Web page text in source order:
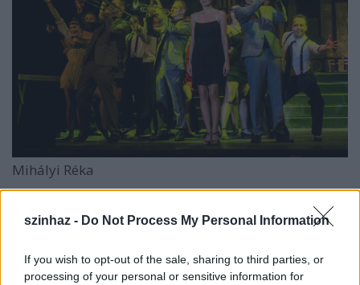
szinhaz - Do Not Process My Personal Information
If you wish to opt-out of the sale, sharing to third parties, or
processing of your personal or sensitive information for
Mihályi Réka